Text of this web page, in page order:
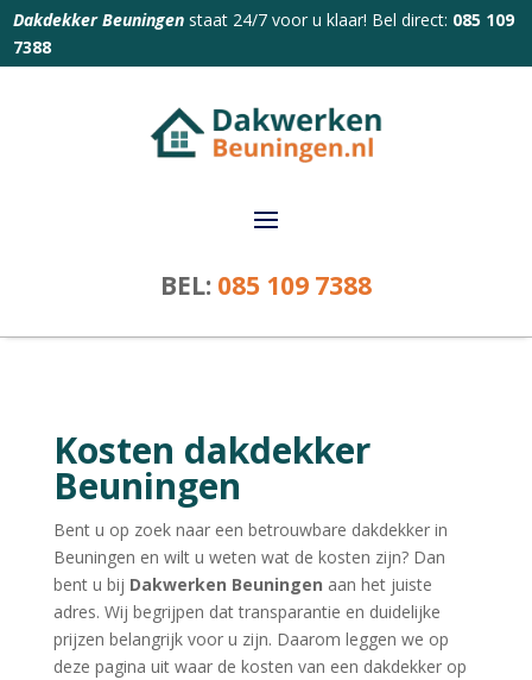
Dakdekker Beuningen staat 24/7 voor u klaar! Bel direct: 085 109
7388
BEL: 085 109 7388
Kosten dakdekker
Beuningen
Bent u op zoek naar een betrouwbare dakdekker in
Beuningen en wilt u weten wat de kosten zijn? Dan
bent u bij Dakwerken Beuningen aan het juiste
adres. Wij begrijpen dat transparantie en duidelijke
prijzen belangrijk voor u zijn. Daarom leggen we op
deze pagina uit waar de kosten van een dakdekker op